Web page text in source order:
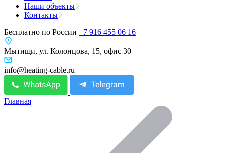
Наши объекты
Контакты
Бесплатно по России +7 916 455 06 16
Мытищи, ул. Колонцова, 15, офис 30
info@heating-cable.ru
Главная